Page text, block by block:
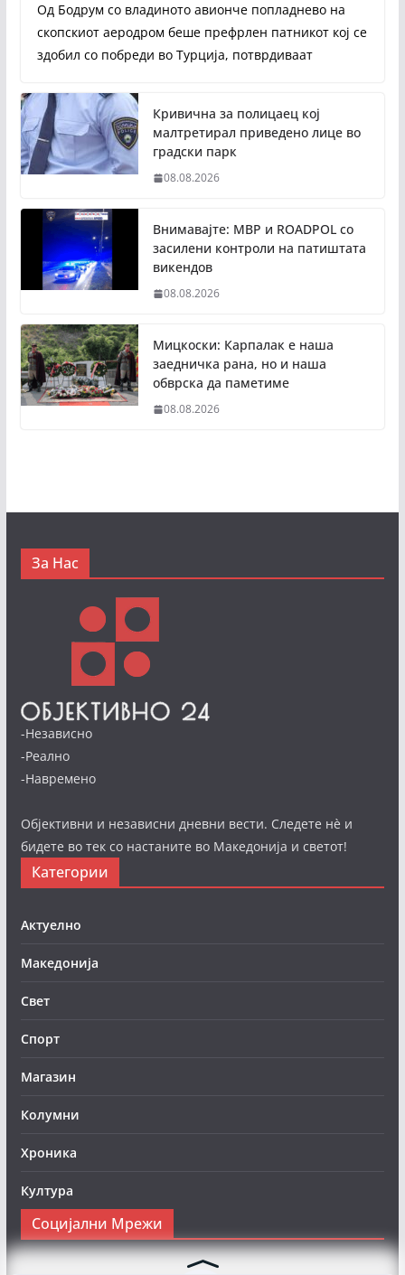
Од Бодрум со владиното авионче попладнево на
скопскиот аеродром беше префрлен патникот кој се
здобил со побреди во Турција, потврдиваат
Кривична за полицаец кој
малтретирал приведено лице во
градски парк
08.08.2026
Внимавајте: МВР и ROADPOL со
засилени контроли на патиштата
викендов
08.08.2026
Мицкоски: Карпалак е наша
заедничка рана, но и наша
обврска да паметиме
08.08.2026
За Нас
-Независно
-Реално
-Навремено
Објективни и независни дневни вести. Следете нè и
бидете во тек со настаните во Македонија и светот!
Категории
Актуелно
Македонија
Свет
Спорт
Магазин
Колумни
Хроника
Култура
Социјални Мрежи